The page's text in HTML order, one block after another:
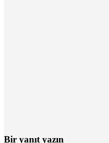
Bir yanıt yazın